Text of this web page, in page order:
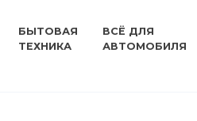
БЫТОВАЯ
ТЕХНИКА
ВСЁ ДЛЯ
АВТОМОБИЛЯ